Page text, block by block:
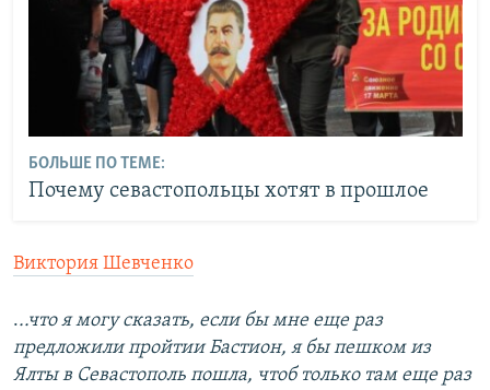
БОЛЬШЕ ПО ТЕМЕ:
Почему севастопольцы хотят в прошлое
Виктория Шевченко
...что я могу сказать, если бы мне еще раз
предложили пройтии Бастион, я бы пешком из
Ялты в Севастополь пошла, чтоб только там еще раз